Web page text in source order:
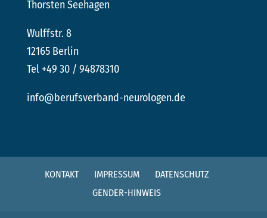
Thorsten Seehagen
Wulffstr. 8
12165 Berlin
Tel +49 30 / 94878310
info@berufsverband-neurologen.de
KONTAKT IMPRESSUM
DATENSCHUTZ
GENDER-HINWEIS